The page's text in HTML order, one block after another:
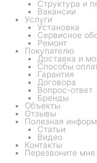
Структура и
Вакансии
Услуги
Установка
Сервисное
Ремонт
Покупателю
Доставка и
Способы
Гарантия
Договора
Вопрос-ответ
Бренды
Объекты
Отзывы
Полезная
Статьи
Видео
Контакты
Перезвоните мне